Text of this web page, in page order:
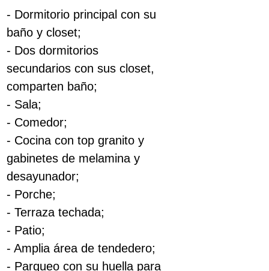
- Dormitorio principal con su
baño y closet;
- Dos dormitorios
secundarios con sus closet,
comparten baño;
- Sala;
- Comedor;
- Cocina con top granito y
gabinetes de melamina y
desayunador;
- Porche;
- Terraza techada;
- Patio;
- Amplia área de tendedero;
- Parqueo con su huella para